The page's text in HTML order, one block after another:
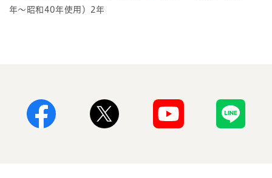
年～昭和40年使用）2年